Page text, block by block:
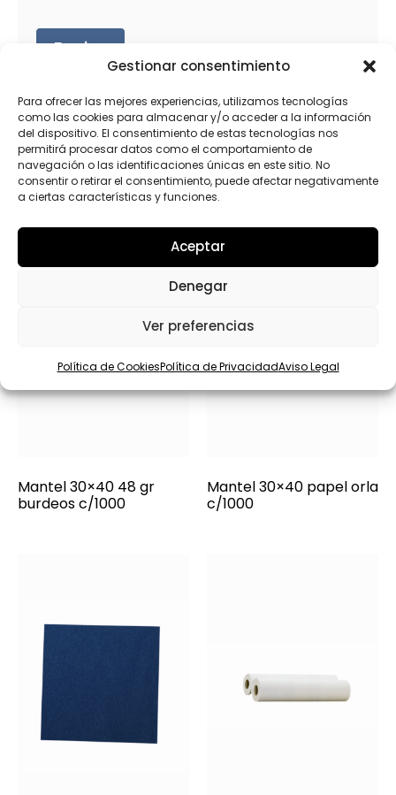
Gestionar consentimiento
Para ofrecer las mejores experiencias, utilizamos tecnologías
como las cookies para almacenar y/o acceder a la información
del dispositivo. El consentimiento de estas tecnologías nos
permitirá procesar datos como el comportamiento de
navegación o las identificaciones únicas en este sitio. No
consentir o retirar el consentimiento, puede afectar negativamente
a ciertas características y funciones.
Aceptar
Denegar
Ver preferencias
Política de CookiesPolítica de PrivacidadAviso Legal
*
Enviar
Productos relacionados
Mantel 30×40 48 gr
burdeos c/1000
Mantel 30×40 papel orla
c/1000